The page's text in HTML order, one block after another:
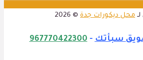
محل ديكورات جدة © 2026
سبأتك -
967770422300